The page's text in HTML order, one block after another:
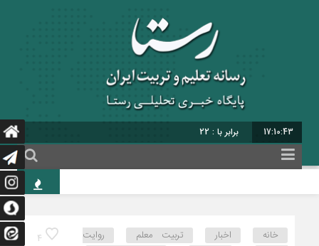
17:10:44 برابر با : 22 - صفر - 1448
4 خانه اخبار تربیت معلم
روایت